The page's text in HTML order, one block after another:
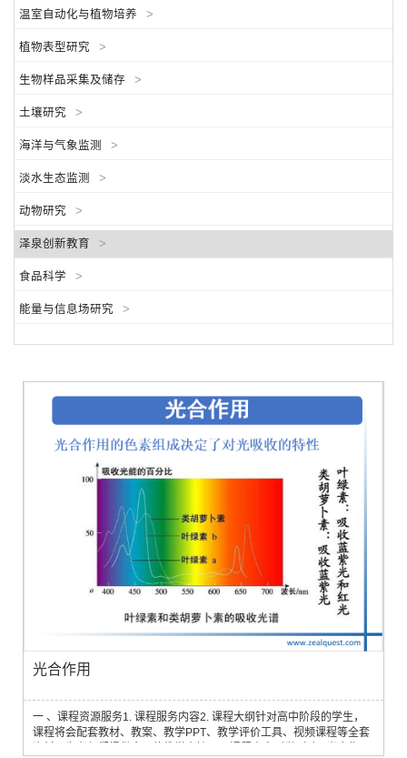
温室自动化与植物培养 >
植物表型研究 >
生物样品采集及储存 >
土壤研究 >
海洋与气象监测 >
淡水生态监测 >
动物研究 >
泽泉创新教育 >
食品科学 >
能量与信息场研究 >
光合作用
一 、课程资源服务1. 课程服务内容2. 课程大纲针对高中阶段的学生，
课程将会配套教材、教案、教学PPT、教学评价工具、视频课程等全套